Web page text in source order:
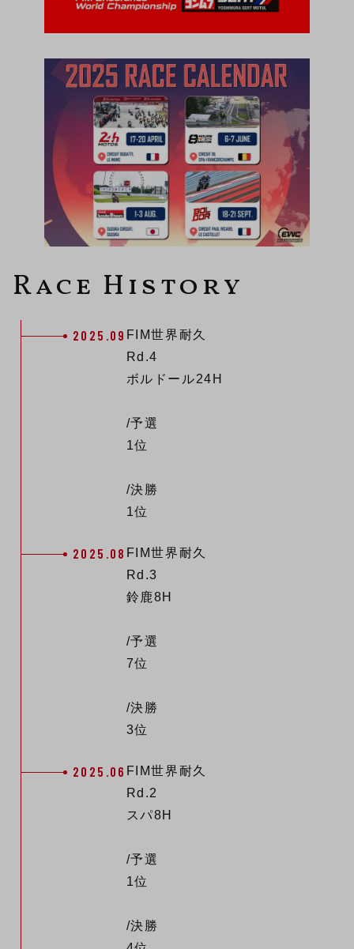
Race History
2025.09 FIM世界耐久
Rd.4
ボルドール24H
/予選
1位
/決勝
1位
2025.08 FIM世界耐久
Rd.3
鈴鹿8H
/予選
7位
/決勝
3位
2025.06 FIM世界耐久
Rd.2
スパ8H
/予選
1位
/決勝